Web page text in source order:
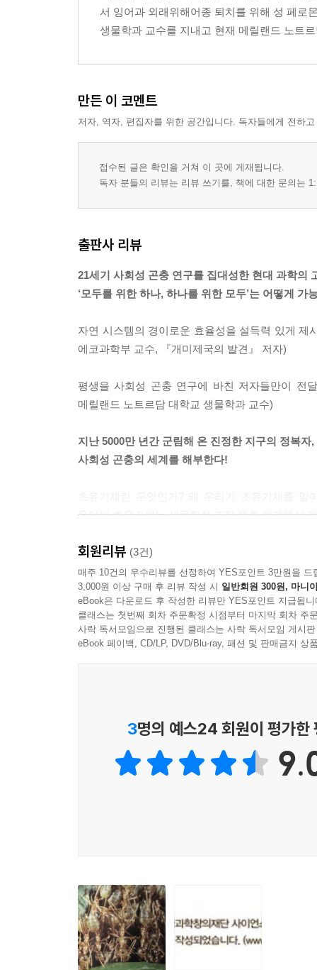
서 잉어과 외래위해어종 퇴치를 위해 성 페로
생물학과 교수를 지내고 현재 메릴랜드 노트
만든 이 코멘트
저자, 역자, 편집자를 위한 공간입니다. 독자들에게 전하
접수된 글은 확인을 거쳐 이 곳에 게재됩니다.
독자 분들의 리뷰는 리뷰 쓰기를, 책에 대한 문의는
출판사 리뷰
21세기 사회성 곤충 연구를 집대성한 현대 과학의
‘모두를 위한 하나, 하나를 위한 모두’는 어떻게 가
자연 시스템의 경이로운 효율성을 설득력 있게
에코과학부 교수, 『개미제국의 발견』 저자)
평생을 사회성 곤충 연구에 바친 저자들만이 전
메릴랜드 노트르담 대학교 생물학과 교수)
지난 5000만 년간 군림해 온 진정한 지구의 정복자,
사회성 곤충의 세계를 해부한다!
용어인 초유기체는 생물학적 조직 분류 체계에서
of Insect Societies)』에서 개미 군락을 집중 조
아니라 밀접하게 협동을 하고 있는 동물 한 마리
인간과는 다른 복잡한 사회가 진화한 방식, 그
곤충과 그 초유기체의 의사소통 방식과 노동 분담
성장했다. 하지만 우리는 이제야 겨우 이 경이로운
인간이 속한 호모속(Homo) 초기 종들은 사회성
지능은 지구 역사상 최초로 생명체가 단기적 이
자신이 누구이며 어떻게 여기까지 왔는가를 이
수 있게 될 것이다.
가장 경이로운 세계 중 하나에 대한 기념비적이고
-데이비드 애튼버러 경
사회성 곤충 분야의 진정한 걸작. 베르트 횔도
회원리뷰 (3건)
매주 10건의 우수리뷰를 선정하여 YES포인트 3만원을 드
3,000원 이상 구매 후 리뷰 작성 시 일반회원 300원, 마니
eBook은 다운로드 후 작성한 리뷰만 YES포인트 지급됩니
클래스는 첫번째 회차 주문확정 시점부터 마지막 회차 주
사락 독서모임으로 진행된 클래스는 사락 독서모임 게시
eBook 페이백, CD/LP, DVD/Blu-ray, 패션 및 판매금지 상
3명의 예스24 회원이 평가한